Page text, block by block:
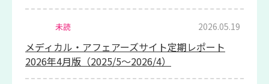
未読
メディカル・アフェアーズサイト定期レポート
2026年4月版（2025/5～2026/4）
2026.05.19